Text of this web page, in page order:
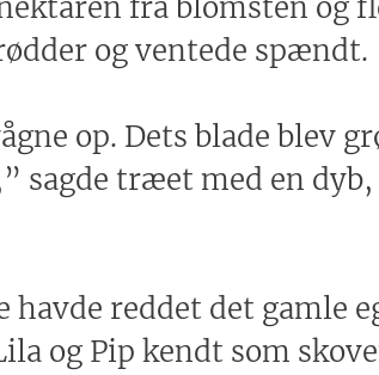
fra blomsten og
og ventede spændt.
op. Dets blade blev
sagde træet med en
havde reddet det gamle
og Pip kendt som